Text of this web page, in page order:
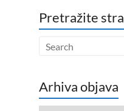
Pretražite
Arhiva objava